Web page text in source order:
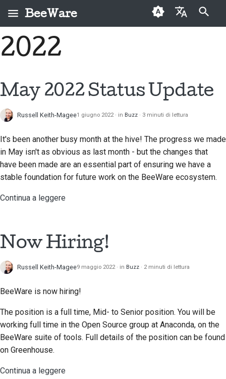
BeeWare
Dansk
Español
فارسی
Français
தமிழ்
Türkçe
Inizializza la ricerca
Che cos'è BeeWare?
Storia e filosofia
Storie di successo
Contatti
Linee guida per il
marchio
Codice di condotta
BeeWare
Governance
Disponibile per il
noleggio
Nuovi collaboratori
nuova funzionalità
Scrivere la
Valutare un problema
Esamina una richiesta
pull
Traduci contenuto
Riproduzione di un
problema
Guida allo sprint
Monete
commemorative
Buzz
Resources
2022
May 2022 Status Update
Russell Keith-Magee1 giugno 2022 in Buzz 3 minuti di lettura
It's been another busy month at the hive! The progress we made
in May isn't as obvious as last month - but the changes that
have been made are an essential part of ensuring we have a
stable foundation for future work on the BeeWare ecosystem.
Continua a leggere
Now Hiring!
Russell Keith-Magee9 maggio 2022 in Buzz 2 minuti di lettura
BeeWare is now hiring!
The position is a full time, Mid- to Senior position. You will be
working full time in the Open Source group at Anaconda, on the
BeeWare suite of tools. Full details of the position can be found
on Greenhouse.
Continua a leggere